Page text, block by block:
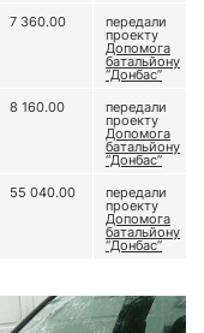
7 360.00 передали
проекту
Допомога
батальйону
“Донбас”
8 160.00 передали
проекту
Допомога
батальйону
“Донбас”
55 040.00 передали
проекту
Допомога
батальйону
“Донбас”